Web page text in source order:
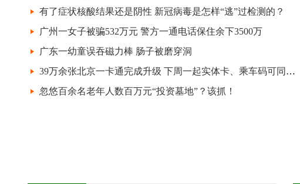
有了症状核酸结果还是阴性 新冠病毒是怎样“逃”过检测的？
广州一女子被骗532万元 警方一通电话保住余下3500万
广东一幼童误吞磁力棒 肠子被磨穿洞
39万余张北京一卡通完成升级 下周一起实体卡、乘车码可同步健康码信息
忽悠百余名老年人数百万元“投资墓地”？该抓！